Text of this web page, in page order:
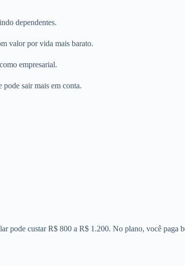
dependentes.
valor por vida mais barato.
empresarial.
pode sair mais em conta.
pode custar R$ 800 a R$ 1.200. No plano, você paga